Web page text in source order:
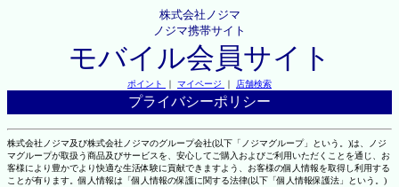
株式会社ノジマ
ノジマ携帯サイト
モバイル会員サイト
ポイント ｜ マイページ ｜ 店舗検索
プライバシーポリシー
株式会社ノジマ及び株式会社ノジマのグループ会社(以下「ノジマグループ」という。)は、ノジ
マグループが取扱う商品及びサービスを、安心してご購入およびご利用いただくことを通じ、お
客様により豊かでより快適な生活体験に貢献できますよう、お客様の個人情報を取得し利用する
ことが有ります。個人情報は「個人情報の保護に関する法律(以下「個人情報保護法」という。)